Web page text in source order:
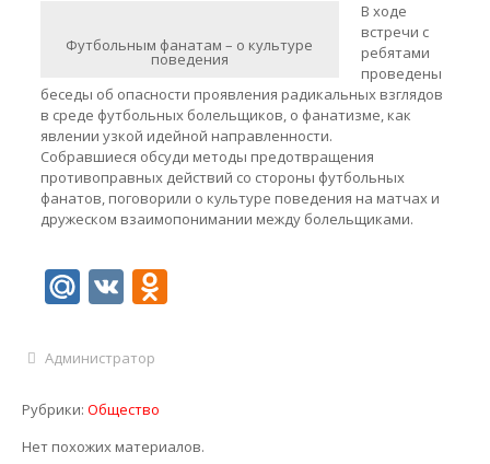
Футбольным фанатам – о культуре
поведения
В ходе
встречи с
ребятами
проведены
беседы об опасности проявления радикальных взглядов
в среде футбольных болельщиков, о фанатизме, как
явлении узкой идейной направленности.
Собравшиеся обсуди методы предотвращения
противоправных действий со стороны футбольных
фанатов, поговорили о культуре поведения на матчах и
дружеском взаимопонимании между болельщиками.
Mail.Ru
VKOdnoklassniki
Администратор
Рубрики: Общество
Нет похожих материалов.